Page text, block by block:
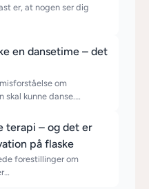
er, at nogen ser dig
en dansetime – det
om
skal kunne danse.…
terapi – og det er
på flaske
forestillinger om